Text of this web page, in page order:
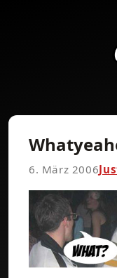
6. März 2006